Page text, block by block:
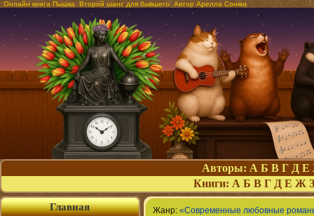
Онлайн книга Пышка. Второй шанс для бывшего. Автор Арелла Сонма
Авторы: А Б В Г Д Е
Книги: А Б В Г Д Е Ж З
Жанр: «Современные любовные
Главная